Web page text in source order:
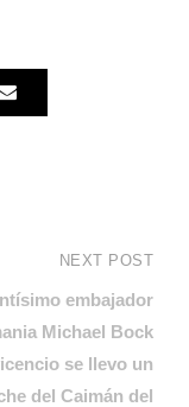
NEXT POST
embajador
Michael Bock
se llevo un
del Caimán del